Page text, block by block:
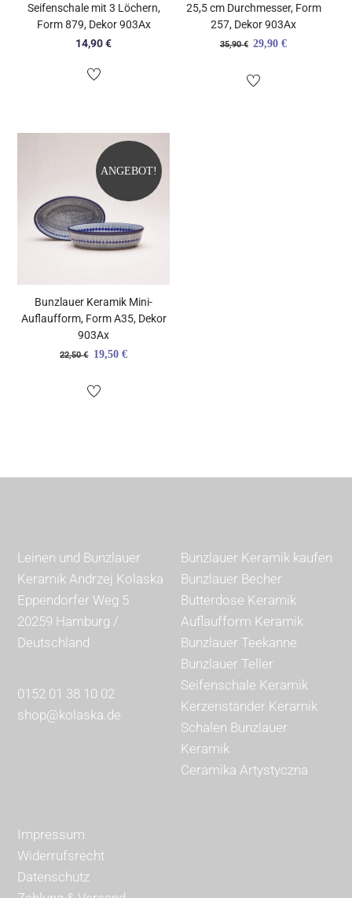
Seifenschale mit 3 Löchern,
Form 879, Dekor 903Ax
14,90€
25,5 cm Durchmesser, Form
257, Dekor 903Ax
35,90€ Ursprünglicher
war:
29,90€Aktueller
ANGEBOT!
Bunzlauer Keramik Mini-
Auflaufform, Form A35, Dekor
903Ax
22,50€ Ursprünglicher
war:
19,50 €Aktueller
Leinen und Bunzlauer
Keramik Andrzej Kolaska
Eppendorfer Weg 5
20259 Hamburg /
Deutschland
0152 01 38 10 02
shop@kolaska.de
Bunzlauer Keramik kaufen
Bunzlauer Becher
Butterdose Keramik
Auflaufform Keramik
Bunzlauer Teekanne
Bunzlauer Teller
Seifenschale Keramik
Kerzenständer Keramik
Schalen Bunzlauer
Keramik
Ceramika Artystyczna
Impressum
Widerrufsrecht
Datenschutz